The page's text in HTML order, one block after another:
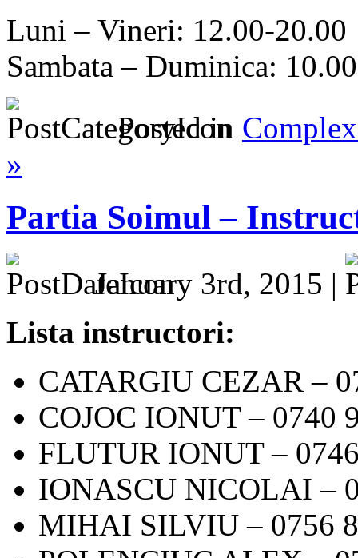
Luni – Vineri: 12.00-20.00
Sambata – Duminica:
Posted in
»
Partia Soimul –
January 3rd, 2015 |
Lista instructori:
CATARGIU CEZAR –
COJOC IONUT – 0740
FLUTUR IONUT –
IONASCU NICOLAI –
MIHAI SILVIU – 0756